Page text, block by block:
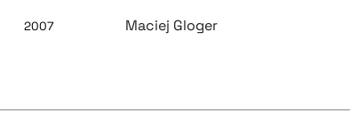
2007 Maciej Gloger